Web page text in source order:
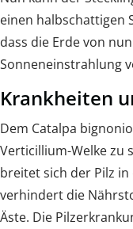
einen halbschattigen
dass die Erde von
Sonneneinstrahlung
Krankheiten
Dem Catalpa
Verticillium-Welke zu
breitet sich der Pilz
verhindert die
Äste. Die